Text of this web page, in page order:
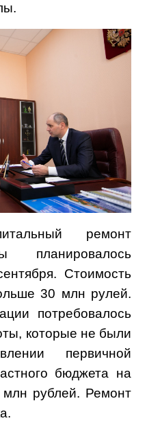
ремонт
планировалось
Стоимость
30 млн рулей.
потребовалось
которые не были
первичной
бюджета на
рублей. Ремонт